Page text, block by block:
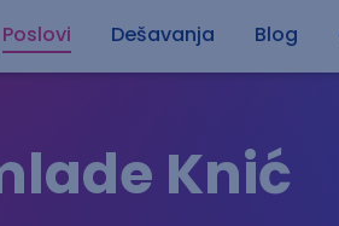
Poslovi Dešavanja Blog
Knić